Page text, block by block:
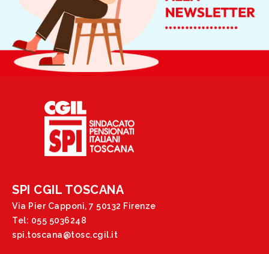
SPI CGIL TOSCANA
Via Pier Capponi, 7 50132 Firenze
Tel: 055 5036248
spi.toscana@tosc.cgil.it